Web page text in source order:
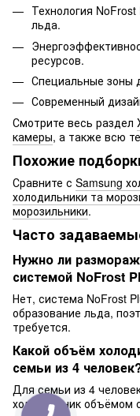
Технология
льда.
ресурсов.
Специальные зоны
Современный
Смотрите весь раздел
камеры, а также всю
Похожие
Сравните с Samsung
холодильники та
морозильники.
Часто
Нужно ли
системой NoFrost
Нет, система NoFrost
образование льда,
требуется.
Какой объём
семьи из 4
Для семьи из 4
холодильник объёмом